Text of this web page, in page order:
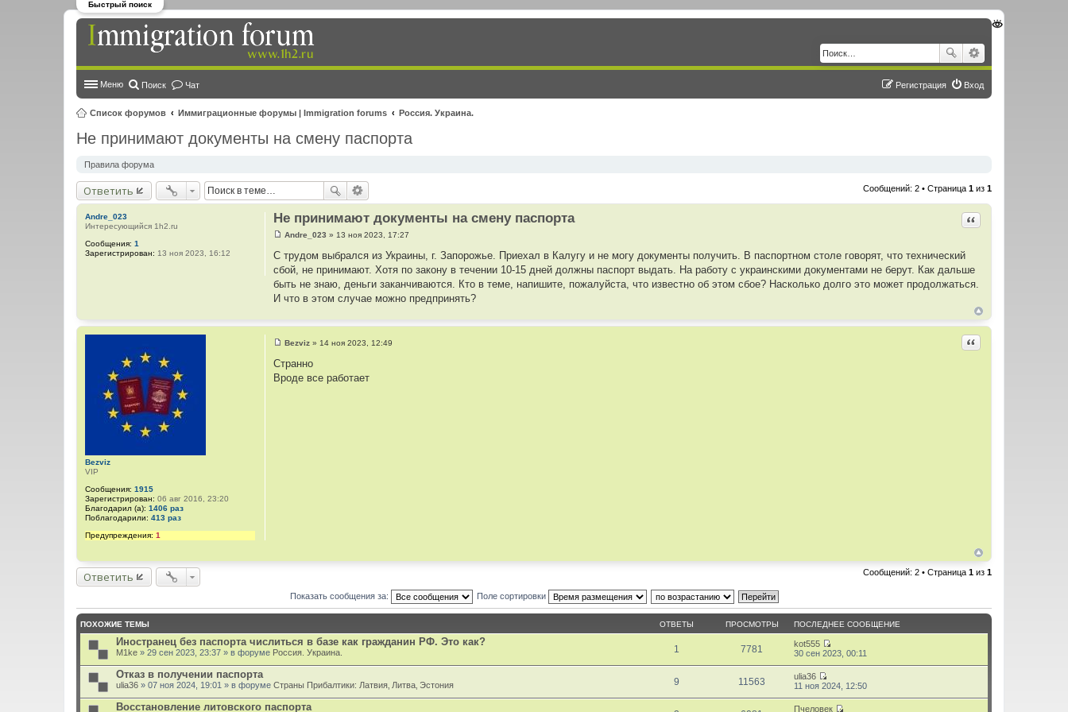
Меню Поиск Чат Вход
Регистрация
Список форумов Иммиграционные форумы | Immigration forums Россия. Украина.
Быстрый поиск
Не принимают документы на смену паспорта
Правила форума
Ответить Сообщений: 2 • Страница 1 из 1
Andre_023
Интересующийся 1h2.ru
Сообщения: 1
Зарегистрирован: 13 ноя 2023, 16:12
Не принимают документы на смену паспорта Цитировать
о
б
е
н
Andre_023 » 13 ноя 2023, 17:27
С трудом выбрался из Украины, г. Запорожье. Приехал в Калугу и не могу документы получить. В паспортном столе говорят, что технический
сбой, не принимают. Хотя по закону в течении 10-15 дней должны паспорт выдать. На работу с украинскими документами не берут. Как дальше
быть не знаю, деньги заканчиваются. Кто в теме, напишите, пожалуйста, что известно об этом сбое? Насколько долго это может продолжаться.
И что в этом случае можно предпринять?
Bezviz
VIP
Сообщения: 1915
Зарегистрирован: 06 авг 2016, 23:20
Благодарил (а): 1406 раз
Поблагодарили: 413 раз
Предупреждения: 1
Цитировать
о
б
Bezviz » 14 ноя 2023, 12:49
Странно
Вроде все работает
Ответить Сообщений: 2 • Страница 1 из 1
Показать сообщения за: Поле сортировки
ПОХОЖИЕ ТЕМЫ ОТВЕТЫ ПРОСМОТРЫ ПОСЛЕДНЕЕ СООБЩЕНИЕ
Иностранец без паспорта числиться в базе как гражданин РФ. Это как?
M1ke » 29 сен 2023, 23:37 » в форуме Россия. Украина. 1 7781
kot555
П
й
т
и
30 сен 2023, 00:11
Отказ в получении паспорта
ulia36 » 07 ноя 2024, 19:01 » в форуме Страны Прибалтики: Латвия‚ Литва‚ Эстония 9 11563
ulia36
П
11 ноя 2024, 12:50
Восстановление литовского паспорта Пчеловек